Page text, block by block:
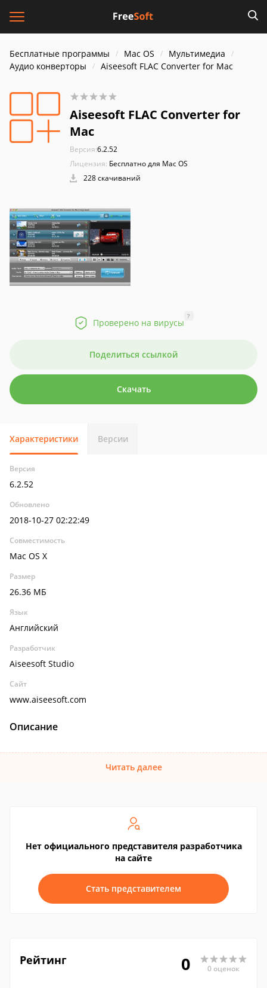
Бесплатные программы Mac OS
Мультимедиа
Аудио конверторы
Aiseesoft FLAC Converter for Mac
Aiseesoft FLAC Converter for
Mac
Версия:6.2.52
Лицензия: Бесплатно для Mac OS
228 скачиваний
Проверено на вирусы
?
Поделиться ссылкой
Скачать
Характеристики Версии
Версия
6.2.52
Обновлено
2018-10-27 02:22:49
Совместимость
Mac OS X
Размер
26.36 МБ
Язык
Английский
Разработчик
Aiseesoft Studio
Сайт
www.aiseesoft.com
Описание
Читать далее
Нет официального представителя разработчика
на сайте
Стать представителем
Рейтинг 0 0 оценок